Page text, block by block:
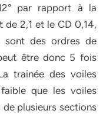
par rapport à la
de 2,1 et le CD 0,14,
sont des ordres de
être donc 5 fois
trainée des voiles
que les voiles
de plusieurs sections